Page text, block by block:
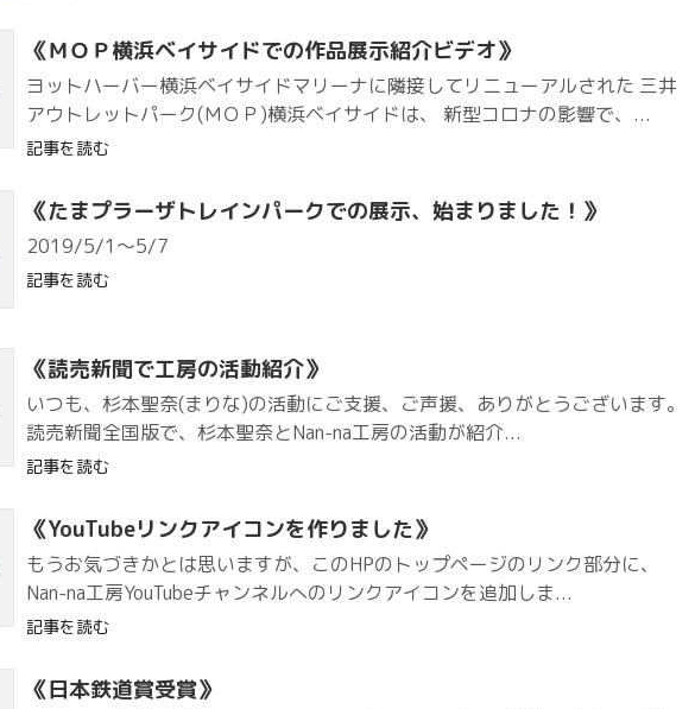
《ＭＯＰ横浜ベイサイドでの作品展示紹介ビデオ》
ヨットハーバー横浜ベイサイドマリーナに隣接してリニューアルされた 三井
アウトレットパーク(ＭＯＰ)横浜ベイサイドは、 新型コロナの影響で、...
記事を読む
《たまプラーザトレインパークでの展示、始まりました！》
2019/5/1～5/7
記事を読む
《読売新聞で工房の活動紹介》
いつも、杉本聖奈(まりな)の活動にご支援、ご声援、ありがとうございます。
読売新聞全国版で、杉本聖奈とNan-na工房の活動が紹介...
記事を読む
《YouTubeリンクアイコンを作りました》
もうお気づきかとは思いますが、このHPのトップページのリンク部分に、
Nan-na工房YouTubeチャンネルへのリンクアイコンを追加しま...
記事を読む
《日本鉄道賞受賞》